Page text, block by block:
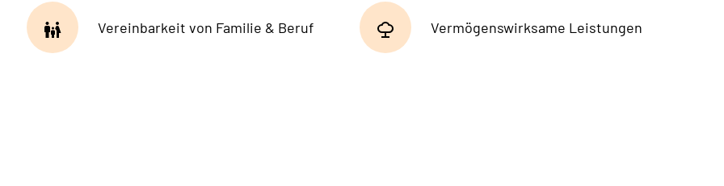
Vereinbarkeit von Familie & Beruf Vermögenswirksame Leistungen